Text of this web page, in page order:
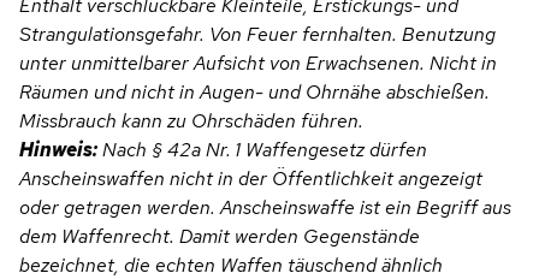
Strangulationsgefahr. Von Feuer fernhalten. Benutzung
unter unmittelbarer Aufsicht von Erwachsenen. Nicht in
Räumen und nicht in Augen- und Ohrnähe abschießen.
Missbrauch kann zu Ohrschäden führen.
Hinweis:Nach § 42a Nr. 1 Waffengesetz dürfen
Anscheinswaffen nicht in der Öffentlichkeit angezeigt
oder getragen werden. Anscheinswaffe ist ein Begriff aus
dem Waffenrecht. Damit werden Gegenstände
bezeichnet, die echten Waffen täuschend ähnlich